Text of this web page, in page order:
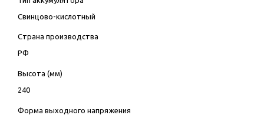
Свинцово-кислотный
Страна производства
РФ
Высота (мм)
240
Форма выходного напряжения